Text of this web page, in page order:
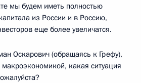
мы будем иметь полностью
из России и в Россию,
еще более увеличатся.
Оскарович (обращаясь к Грефу),
макроэкономикой, какая ситуация